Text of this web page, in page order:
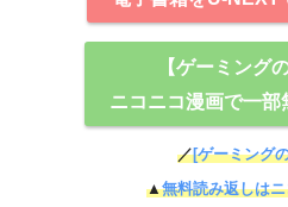
【ゲーミング
ニコニコ漫画で一部
／[ゲーミング
▲無料読み返しは